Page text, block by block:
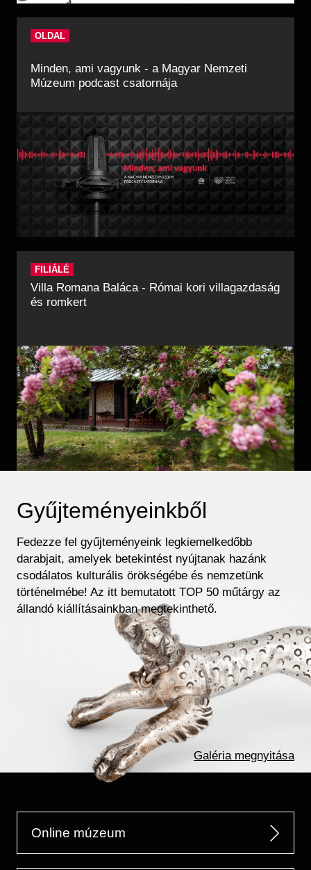
OLDAL
Minden, ami vagyunk - a Magyar Nemzeti
Múzeum podcast csatornája
FILIÁLÉ
Villa Romana Baláca - Római kori villagazdaság
és romkert
Gyűjteményeinkből
Fedezze fel gyűjteményeink legkiemelkedőbb
darabjait, amelyek betekintést nyújtanak hazánk
csodálatos kulturális örökségébe és nemzetünk
történelmébe! Az itt bemutatott TOP 50 műtárgy az
állandó kiállításainkban megtekinthető.
Galéria megnyitása
Online múzeum